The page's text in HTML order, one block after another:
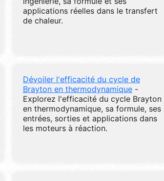
applications réelles dans le transfert
de chaleur.
Dévoiler l'efficacité du cycle de
Brayton en thermodynamique -
Explorez l'efficacité du cycle Brayton
en thermodynamique, sa formule, ses
entrées, sorties et applications dans
les moteurs à réaction.